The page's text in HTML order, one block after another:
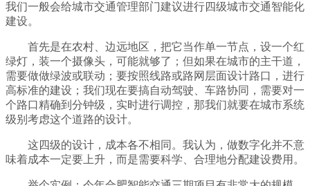
我们一般会给城市交通管理部门建议进行四级城市交通智能化
建设。
首先是在农村、边远地区，把它当作单一节点，设一个红
绿灯，装一个摄像头，可能就够了；但如果在城市的主干道，
需要做做绿波或联动；要按照线路或路网层面设计路口，进行
高标准的建设；我们现在要搞自动驾驶、车路协同，需要对一
个路口精确到分钟级，实时进行调控，那我们就要在城市系统
级别考虑这个道路的设计。
这四级的设计，成本各不相同。我认为，做数字化并不意
味着成本一定要上升，而是需要科学、合理地分配建设费用。